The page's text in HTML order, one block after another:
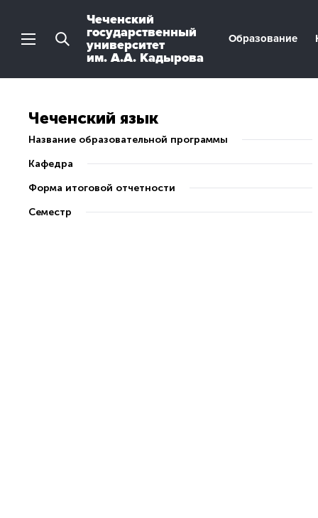
Чеченский
государственный
университет
им. А.А. Кадырова
Образование
Чеченский язык
Название образовательной программы
Кафедра
Форма итоговой отчетности
Семестр